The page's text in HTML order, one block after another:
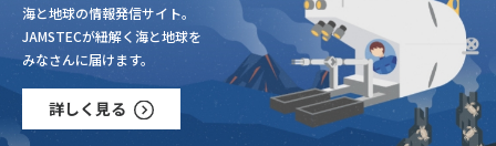
海と地球の情報発信サイト。
JAMSTECが紐解く海と地球を
みなさんに届けます。
詳しく見る